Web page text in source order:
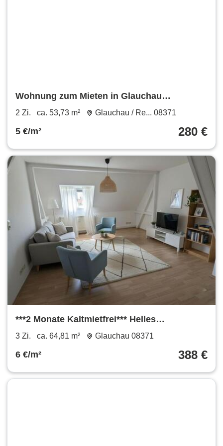
Wohnung zum Mieten in Glauchau
Reinholdshain 280 € 53.73 m²
2 Zi. ca. 53,73 m² Glauchau / Re... 08371
5 €/m² 280 €
***2 Monate Kaltmietfrei*** Helles
Dachgeschossapartment in Glauchau zur
3 Zi. ca. 64,81 m² Glauchau 08371
6 €/m² 388 €